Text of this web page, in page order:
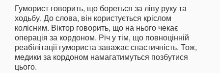
Гуморист говорить, що бореться за ліву руку та
ходьбу. До слова, він користується кріслом
колісним. Віктор говорить, що на нього чекає
операція за кордоном. Річ у тім, що повноцінній
реабілітації гумориста заважає спастичність. Тож,
медики за кордоном намагатимуться позбутися
цього.